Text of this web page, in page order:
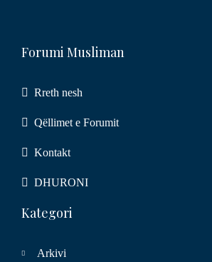
Forumi Musliman
Rreth nesh
Qëllimet e Forumit
Kontakt
DHURONI
Kategori
Arkivi